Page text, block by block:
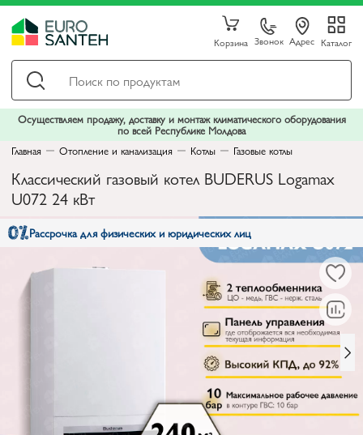
Корзина Звонок Адрес Каталог
Осуществляем продажу, доставку и монтаж климатического оборудования
по всей Республике Молдова
Главная
Отопление и канализация Котлы Газовые котлы
Классический газовый котел BUDERUS Logamax
U072 24 кВт
Рассрочка для физических и юридических лиц